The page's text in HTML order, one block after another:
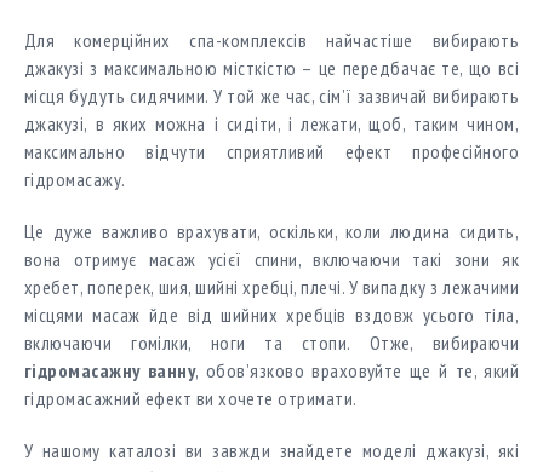
Для комерційних спа-комплексів найчастіше вибирають
джакузі з максимальною місткістю – це передбачає те, що всі
місця будуть сидячими. У той же час, сім’ї зазвичай вибирають
джакузі, в яких можна і сидіти, і лежати, щоб, таким чином,
максимально відчути сприятливий ефект професійного
гідромасажу.
Це дуже важливо врахувати, оскільки, коли людина сидить,
вона отримує масаж усієї спини, включаючи такі зони як
хребет, поперек, шия, шийні хребці, плечі. У випадку з лежачими
місцями масаж йде від шийних хребців вздовж усього тіла,
включаючи гомілки, ноги та стопи. Отже, вибираючи
гідромасажну ванну, обов’язково враховуйте ще й те, який
гідромасажний ефект ви хочете отримати.
У нашому каталозі ви завжди знайдете моделі джакузі, які